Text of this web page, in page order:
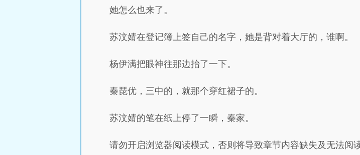
她怎么也来了。
苏汶婧在登记簿上签自己的名字，她是背对着大厅的，谁啊。
杨伊满把眼神往那边抬了一下。
秦琵优，三中的，就那个穿红裙子的。
苏汶婧的笔在纸上停了一瞬，秦家。
请勿开启浏览器阅读模式，否则将导致章节内容缺失及无法阅